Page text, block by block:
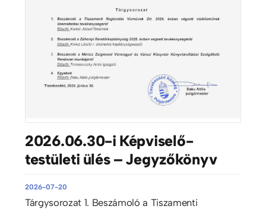
2026.06.30-i Képviselő-
testületi ülés – Jegyzőkönyv
2026-07-20
Tárgysorozat 1. Beszámoló a Tiszamenti